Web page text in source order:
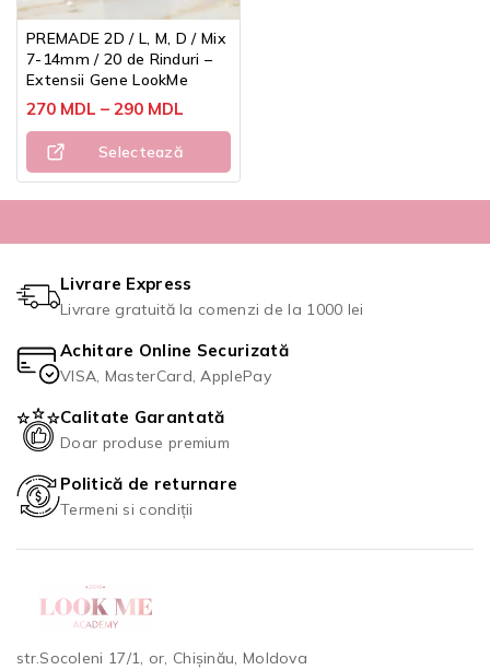
PREMADE 2D / L, M, D / Mix
7-14mm / 20 de Rinduri –
Extensii Gene LookMe
270 MDL – 290 MDL
Selectează
Opțiunile
Livrare Express
Livrare gratuită la comenzi de la 1000 lei
Achitare Online Securizată
VISA, MasterCard, ApplePay
Calitate Garantată
Doar produse premium
Politică de returnare
Termeni si condiții
str.Socoleni 17/1, or, Chișinău, Moldova